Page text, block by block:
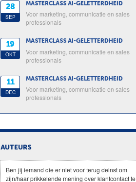
28
SEP
MASTERCLASS AI-GELETTERDHEID
Voor marketing, communicatie en sales
professionals
19
OKT
MASTERCLASS AI-GELETTERDHEID
Voor marketing, communicatie en sales
professionals
11
DEC
MASTERCLASS AI-GELETTERDHEID
Voor marketing, communicatie en sales
professionals
AUTEURS
Ben jij iemand die er niet voor terug deinst om
zijn/haar prikkelende mening over klantcontact te